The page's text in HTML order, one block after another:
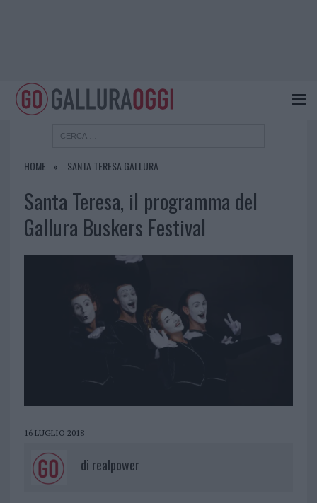
HOME SANTA TERESA GALLURA
Santa Teresa, il programma del
Gallura Buskers Festival
16 LUGLIO 2018
di realpower